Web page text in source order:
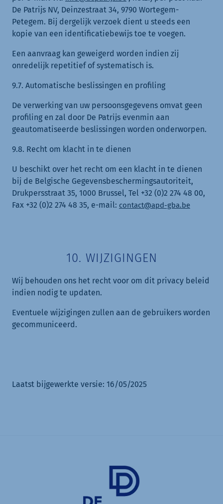
De Patrijs NV, Deinzestraat 34, 9790 Wortegem-
Petegem. Bij dergelijk verzoek dient u steeds een
kopie van een identificatiebewijs toe te voegen.
Een aanvraag kan geweigerd worden indien zij
onredelijk repetitief of systematisch is.
9.7. Automatische beslissingen en profiling
De verwerking van uw persoonsgegevens omvat geen
profiling en zal door De Patrijs evenmin aan
geautomatiseerde beslissingen worden onderworpen.
9.8. Recht om klacht in te dienen
U beschikt over het recht om een klacht in te dienen
bij de Belgische Gegevensbeschermingsautoriteit,
Drukpersstraat 35, 1000 Brussel, Tel +32 (0)2 274 48 00,
Fax +32 (0)2 274 48 35, e-mail: contact@apd-gba.be
10. WIJZIGINGEN
Wij behouden ons het recht voor om dit privacy beleid
indien nodig te updaten.
Eventuele wijzigingen zullen aan de gebruikers worden
gecommuniceerd.
Laatst bijgewerkte versie: 16/05/2025